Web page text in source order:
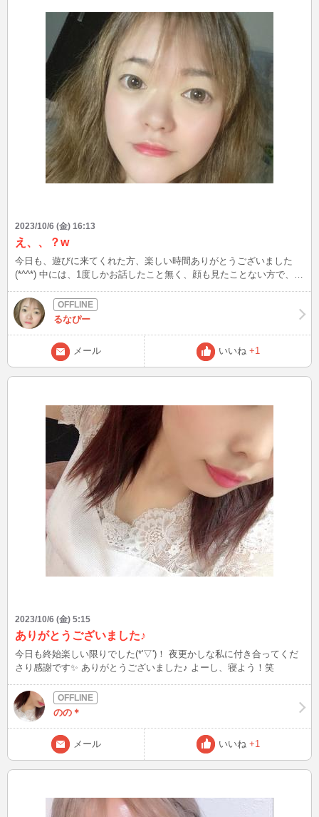
2023/10/6 (金) 16:13
え、、？w
今日も、遊びに来てくれた方、楽しい時間ありがとうございました
(*^^*) 中には、1度しかお話したこと無く、顔も見たことない方で、し
れた方もいるようです 私に至らない部分があったとは思いますが、
あまりにも心が狭っ!!って正直思いましたw そこまで私は賢くないし
完璧じゃないです。 何度も絡んで頂けてた相手なら分かりますけど
σ(^_^; でも勉強になりました。 またタイミングを見てINしますの
で、皆さん、遊びに来てくださいm(_ _)m
るなぴー
メール いいね +1
2023/10/6 (金) 5:15
ありがとうございました♪
今日も終始楽しい限りでした(*'▽')！ 夜更かしな私に付き合ってくだ
さり感謝です✨ ありがとうございました♪ よーし、寝よう！笑
のの＊
メール いいね +1